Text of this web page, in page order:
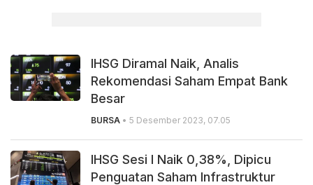
IHSG Diramal Naik, Analis
Rekomendasi Saham Empat Bank
Besar
BURSA • 5 Desember 2023, 07.05
IHSG Sesi I Naik 0,38%, Dipicu
Penguatan Saham Infrastruktur